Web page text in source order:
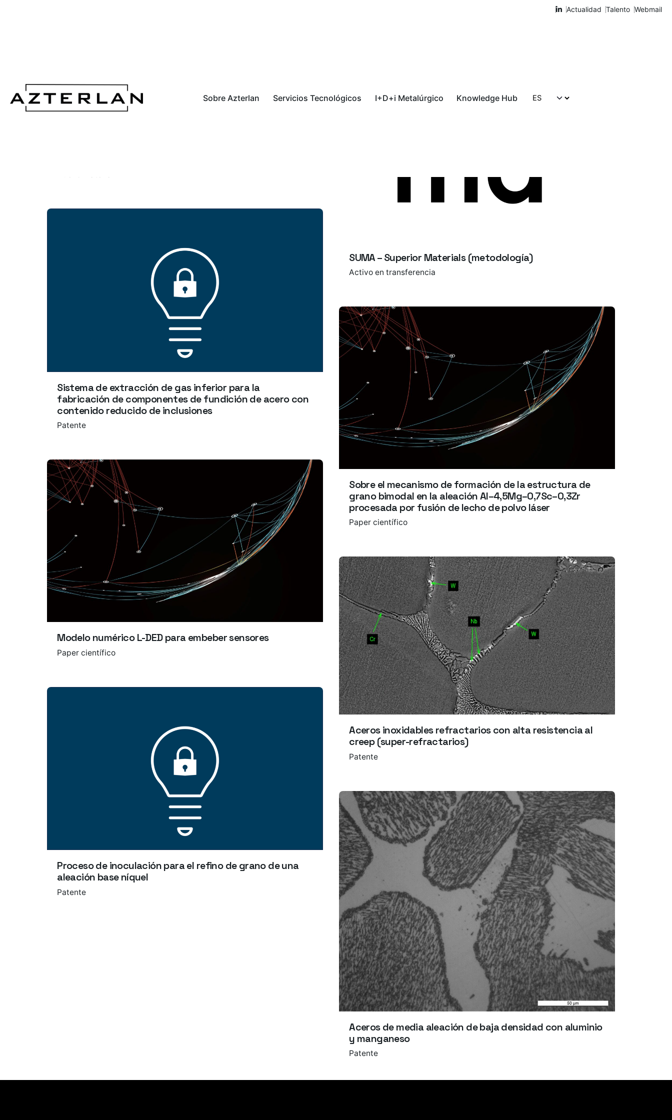
Actualidad Talento Webmail
Sobre Azterlan Servicios Tecnológicos I+D+i Metalúrgico Knowledge Hub
SUMA – Superior Materials (metodología)
Activo en transferencia
Sistema de extracción de gas inferior para la
fabricación de componentes de fundición de acero con
contenido reducido de inclusiones
Patente
Sobre el mecanismo de formación de la estructura de
grano bimodal en la aleación Al–4,5Mg–0,7Sc–0,3Zr
procesada por fusión de lecho de polvo láser
Paper científico
Modelo numérico L-DED para embeber sensores
Paper científico
Aceros inoxidables refractarios con alta resistencia al
creep (super-refractarios)
Patente
Proceso de inoculación para el refino de grano de una
aleación base níquel
Patente
Aceros de media aleación de baja densidad con aluminio
y manganeso
Patente